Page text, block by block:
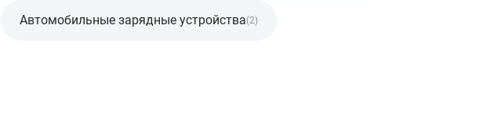
Автомобильные зарядные устройства(2)